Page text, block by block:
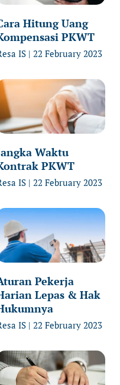
Hitung Uang
PKWT
IS 22 February 2023
Waktu
PKWT
IS 22 February 2023
Pekerja
Lepas & Hak
IS 22 February 2023